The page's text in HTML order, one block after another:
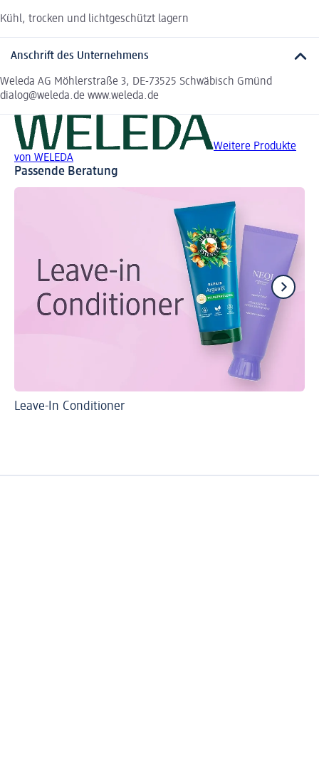
Kühl, trocken und lichtgeschützt lagern
Anschrift des Unternehmens
Weleda AG Möhlerstraße 3, DE-73525 Schwäbisch Gmünd
dialog@weleda.de www.weleda.de
Weitere Produkte
von WELEDA
Passende Beratung
Leave-In Conditioner